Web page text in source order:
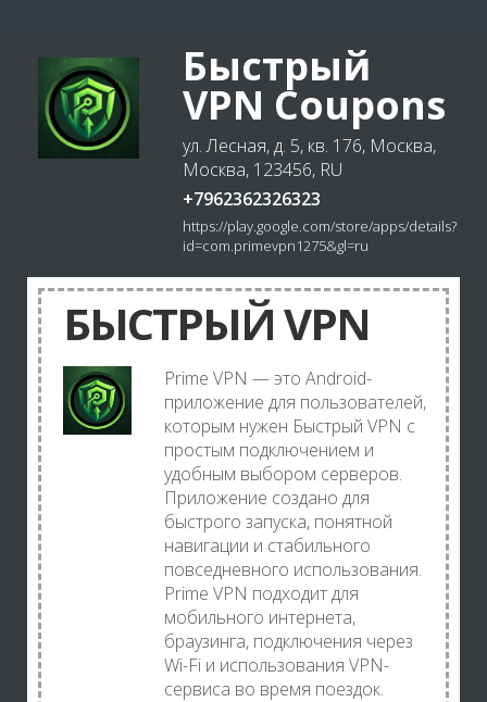
Быстрый
VPN Coupons
ул. Лесная, д. 5, кв. 176, Москва,
Москва, 123456, RU
+7962362326323
https://play.google.com/store/apps/details?
id=com.primevpn1275&gl=ru
БЫСТРЫЙ VPN
Prime VPN — это Android-
приложение для пользователей,
которым нужен Быстрый VPN с
простым подключением и
удобным выбором серверов.
Приложение создано для
быстрого запуска, понятной
навигации и стабильного
повседневного использования.
Prime VPN подходит для
мобильного интернета,
браузинга, подключения через
Wi-Fi и использования VPN-
сервиса во время поездок.